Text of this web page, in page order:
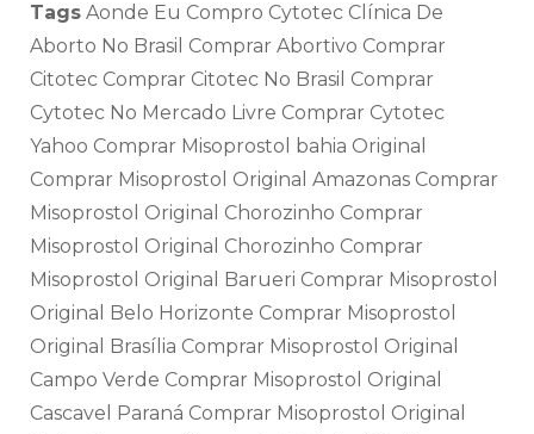
Tags Aonde Eu Compro Cytotec Clínica De
Aborto No Brasil Comprar Abortivo Comprar
Citotec Comprar Citotec No Brasil Comprar
Cytotec No Mercado Livre Comprar Cytotec
Yahoo Comprar Misoprostol bahia Original
Comprar Misoprostol Original Amazonas Comprar
Misoprostol Original Chorozinho Comprar
Misoprostol Original Chorozinho Comprar
Misoprostol Original Barueri Comprar Misoprostol
Original Belo Horizonte Comprar Misoprostol
Original Brasília Comprar Misoprostol Original
Campo Verde Comprar Misoprostol Original
Cascavel Paraná Comprar Misoprostol Original